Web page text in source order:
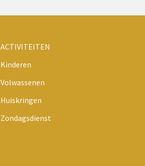
ACTIVITEITEN
Kinderen
Volwassenen
Huiskringen
Zondagsdienst